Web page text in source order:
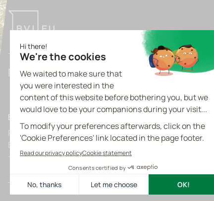
Pioneering Tomorrow's Light Industrial
Belgique
Prins Boudewijnlaan 7 C0201
B-2550 Kontich
+32 3 355 09 09
Boulevard de
B-1300 Wavre